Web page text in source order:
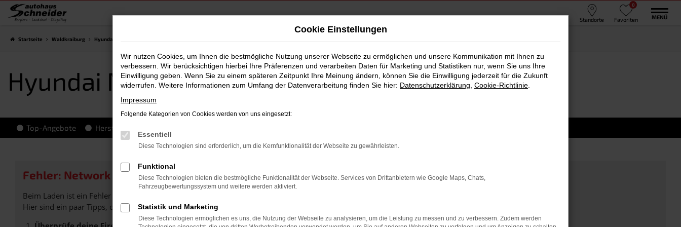
Zum
Standorte
0
Favoriten MENÜ
Startseite Waldkraiburg Hyundai
Hyundai NEXO Gebrauchtwagen Waldkraiburg
Top-Angebote Hersteller-Info
Fehler: Network Error
Beim Laden ist ein Fehler aufgetreten.
Hier sind ein paar Tipps, die dir helfen können:
Cookie Einstellungen
Wir nutzen Cookies, um Ihnen die bestmögliche Nutzung unserer Webseite zu ermöglichen und unsere Kommunikation mit Ihnen zu
verbessern. Wir berücksichtigen hierbei Ihre Präferenzen und verarbeiten Daten für Marketing und Statistiken nur, wenn Sie uns Ihre
Einwilligung geben. Wenn Sie zu einem späteren Zeitpunkt Ihre Meinung ändern, können Sie die Einwilligung jederzeit für die Zukunft
widerrufen. Weitere Informationen zum Umfang der Datenverarbeitung finden Sie hier: Datenschutzerklärung Cookie-Richtlinie
Impressum
Folgende Kategorien von Cookies werden von uns eingesetzt:
Essentiell
Diese Technologien sind erforderlich, um die Kernfunktionalität der Webseite zu gewährleisten.
Funktional
Diese Technologien bieten die bestmögliche Funktionalität der Webseite. Services von Drittanbietern wie Google Maps, Chats,
Fahrzeugbewertungssystem und weitere werden aktiviert.
Statistik und Marketing
Diese Technologien ermöglichen es uns, die Nutzung der Webseite zu analysieren, um die Leistung zu messen und zu verbessern. Zudem werden